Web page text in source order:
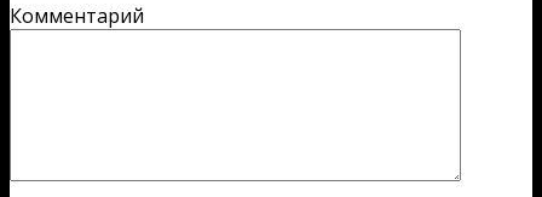
Комментарий